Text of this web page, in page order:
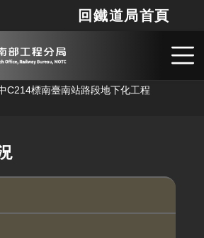
回鐵道局首頁
C214標南臺南站路段地下化工程